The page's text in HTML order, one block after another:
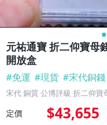
元祐通寶 折二仰寶母
開放盒
#免運 #現貨 #宋代銅錢
宋代 銅質 公博評級 折二仰寶
定價 $43,655